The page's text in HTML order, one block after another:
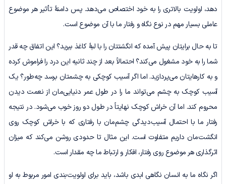
دهد، اولویت بالاتری را به خود اختصاص می‌دهد. پس دامنۀ تأثیر هر موضوع
عاملی بسیار مهم در نوع نگاه و رفتار ما با آن موضوع است.
تا به حال برایتان پیش آمده که انگشتتان را با لبۀ کاغذ ببرید؟ این اتفاق چه قدر
شما را به خود مشغول می‌کند؟ احتمالاً بعد از چند ثانیه این درد را فراموش کرده
و به کارهایتان می‌پردازید. اما اگر آسیب کوچکی به چشمتان برسد چه‌طور؟ یک
آسیب کوچک به چشم می‌تواند ما را در طول عمر دنیایی‌مان از نعمت دیدن
محروم کند. اما آن خراش کوچک نهایتاً در طول دو روز خوب می‌شود. در نتیجه
رفتار ما با احتمال آسیب‌دیدگی چشم‌مان با رفتاری که با خراش کوچک روی
انگشت‌مان داریم متفاوت است. این مثال تا حدودی روشن می‌کند که میزان
اثرگذاری هر موضوع روی رفتار، افکار و ارتباط ما چه مقدار است.
اگر نگاه ما به انسان نگاهی ابدی باشد، باید برای اولویت‌بندی امور مربوط به او